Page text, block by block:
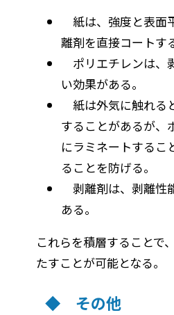
紙は、強度と表面
離剤を直接コートす
ポリエチレンは、
い効果がある。
紙は外気に触れる
することがあるが、
にラミネートするこ
ることを防げる。
剥離剤は、剥離性
ある。
これらを積層することで
たすことが可能となる。
◆ その他